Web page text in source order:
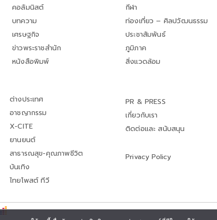
คอลัมนิสต์
บทความ
เศรษฐกิจ
ข่าวพระราชสำนัก
หนังสือพิมพ์
กีฬา
ท่องเที่ยว – ศิลปวัฒนธรรม
ประชาสัมพันธ์
ภูมิภาค
สิ่งแวดล้อม
ต่างประเทศ
อาชญากรรม
X-CITE
ยานยนต์
สาธารณสุข-คุณภาพชีวิต
บันเทิง
ไทยโพสต์ ทีวี
PR & PRESS
เกี่ยวกับเรา
ติดต่อและ สนับสนุน
Privacy Policy